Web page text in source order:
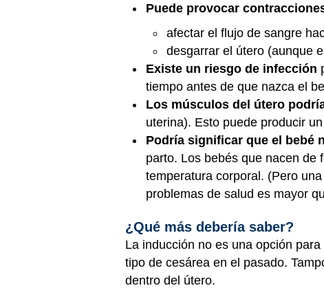
Puede provocar
afectar el flujo de sangre
desgarrar el útero (aunque
Existe un riesgo de infección
tiempo antes de que nazca el
Los músculos del útero
uterina). Esto puede producir
Podría significar que el bebé
parto. Los bebés que nacen de
temperatura corporal. (Pero
problemas de salud es mayor
¿Qué más debería saber?
La inducción no es una opción
tipo de cesárea en el pasado.
dentro del útero.